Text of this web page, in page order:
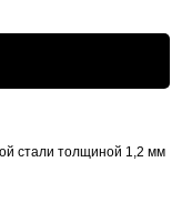
стали толщиной 1,2 мм